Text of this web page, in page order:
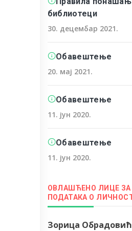
библиотеци
30. децембар 2021.
Обавештење
20. мај 2021.
Обавештење
11. јун 2020.
Обавештење
11. јун 2020.
ОВЛАШЋЕНО ЛИЦЕ
ПОДАТАКА О
Зорица Обрадовић